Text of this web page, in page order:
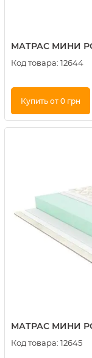
МАТРАС МИНИ
Код товара: 12644
Купить от 0 грн
Купить в 1 клик
МАТРАС МИНИ
Код товара: 12645